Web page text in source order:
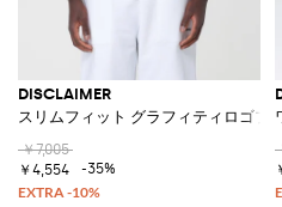
DISCLAIMER
スリムフィット グラフィティロゴプ
￥7,005
￥4,554
-35%